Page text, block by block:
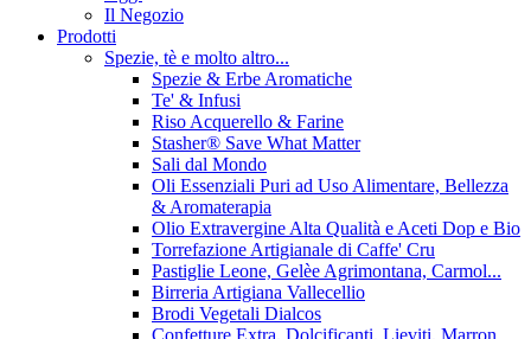
Il Negozio
Prodotti
Spezie, tè e molto altro...
Spezie & Erbe Aromatiche
Te' & Infusi
Riso Acquerello & Farine
Stasher®️ Save What Matter
Sali dal Mondo
Oli Essenziali Puri ad Uso Alimentare, Bellezza
& Aromaterapia
Olio Extravergine Alta Qualità e Aceti Dop e Bio
Torrefazione Artigianale di Caffe' Cru
Pastiglie Leone, Gelèe Agrimontana, Carmol...
Birreria Artigiana Vallecellio
Brodi Vegetali Dialcos
Confetture Extra, Dolcificanti, Lieviti, Marron